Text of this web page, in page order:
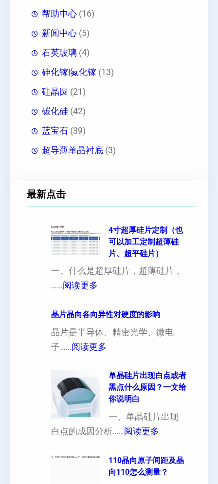
帮助中心 (16)
新闻中心 (5)
石英玻璃 (4)
砷化镓|氮化镓 (13)
硅晶圆 (21)
碳化硅 (42)
蓝宝石 (39)
超导薄单晶衬底 (3)
最新点击
4寸超厚硅片定制（也
可以加工定制超薄硅
片、超平硅片）
一、什么是超厚硅片，超薄硅片，
……阅读更多
寸
超
厚
也
以
晶片晶向各向异性对硬度的影响
晶片是半导体、精密光学、微电
子……阅读更多
片
晶
向
各
向
性
对
单晶硅片出现白点或者
黑点什么原因？一文给
你说明白
一、单晶硅片出现
白点的成因分析……阅读更多
晶
硅
110晶向原子间距及晶
向110怎么测量？